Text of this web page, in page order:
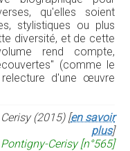
qu'elles soient
stylistiques ou plus
diversité, et de cette
rend compte,
(comme le
d'une œuvre
(2015) [en savoir
plus]
Cerisy [n°565]